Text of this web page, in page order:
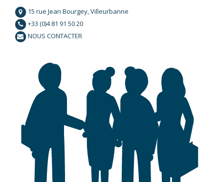
15 rue Jean Bourgey, Villeurbanne
+33 (0)4 81 91 50 20
NOUS CONTACTER